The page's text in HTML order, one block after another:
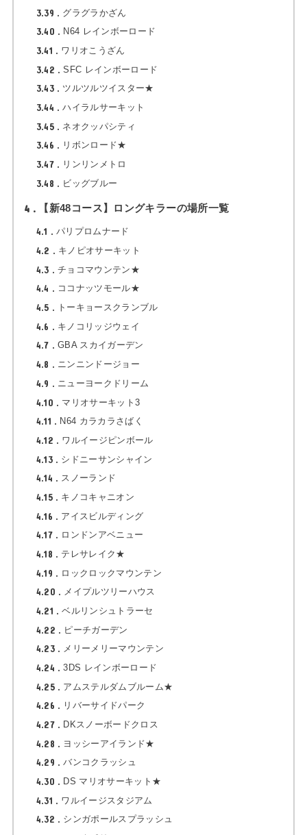
3.39 グラグラかざん
3.40 N64 レインボーロード
3.41 ワリオこうざん
3.42 SFC レインボーロード
3.43 ツルツルツイスター★
3.44 ハイラルサーキット
3.45 ネオクッパシティ
3.46 リボンロード★
3.47 リンリンメトロ
3.48 ビッグブルー
4 【新48コース】ロングキラーの場所一覧
4.1 パリプロムナード
4.2 キノピオサーキット
4.3 チョコマウンテン★
4.4 ココナッツモール★
4.5 トーキョースクランブル
4.6 キノコリッジウェイ
4.7 GBA スカイガーデン
4.8 ニンニンドージョー
4.9 ニューヨークドリーム
4.10 マリオサーキット3
4.11 N64 カラカラさばく
4.12 ワルイージピンボール
4.13 シドニーサンシャイン
4.14 スノーランド
4.15 キノコキャニオン
4.16 アイスビルディング
4.17 ロンドンアベニュー
4.18 テレサレイク★
4.19 ロックロックマウンテン
4.20 メイプルツリーハウス
4.21 ベルリンシュトラーセ
4.22 ピーチガーデン
4.23 メリーメリーマウンテン
4.24 3DS レインボーロード
4.25 アムステルダムブルーム★
4.26 リバーサイドパーク
4.27 DKスノーボードクロス
4.28 ヨッシーアイランド★
4.29 バンコクラッシュ
4.30 DS マリオサーキット★
4.31 ワルイージスタジアム
4.32 シンガポールスプラッシュ